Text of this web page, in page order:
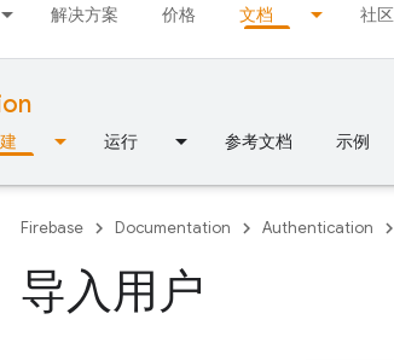
解决方案 价格 文档 社区
运行 参考文档 示例
Firebase Documentation Authentication
导入用户